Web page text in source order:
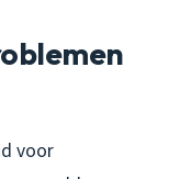
voor